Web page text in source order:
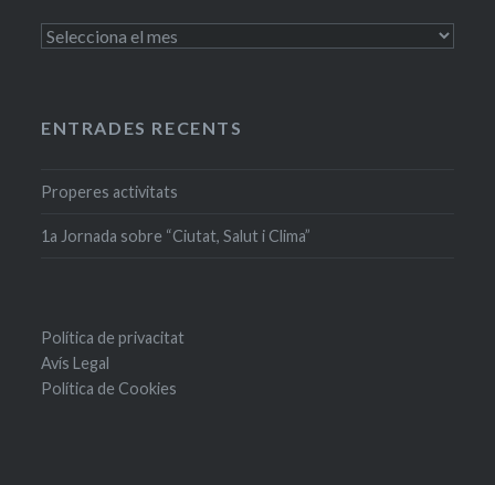
Entrades
ENTRADES RECENTS
Properes activitats
1a Jornada sobre “Ciutat, Salut i Clima”
Política de privacitat
Avís Legal
Política de Cookies